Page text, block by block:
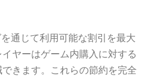
通じて利用可能な割引を最大
ヤーはゲーム内購入に対する
きます。これらの節約を完全